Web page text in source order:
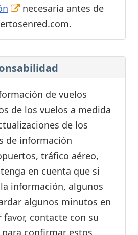
necesaria antes de
de vuelos
de los vuelos a medida
de los
de información
tráfico aéreo,
en cuenta que si
información, algunos
algunos minutos en
favor, contacte con su